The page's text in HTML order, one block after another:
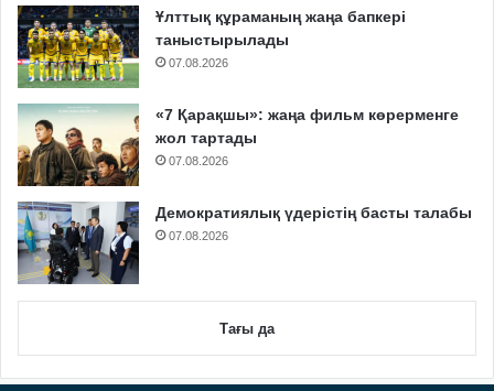
Ұлттық құраманың жаңа бапкері
таныстырылады
07.08.2026
«7 Қарақшы»: жаңа фильм көрерменге
жол тартады
07.08.2026
Демократиялық үдерістің басты талабы
07.08.2026
Тағы да